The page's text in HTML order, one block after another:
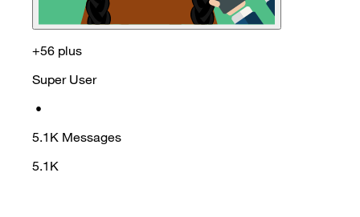
+56 plus
Super User
•
5.1K Messages
5.1K